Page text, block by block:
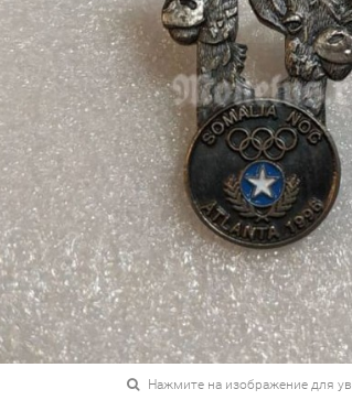
Нажмите на изображение для